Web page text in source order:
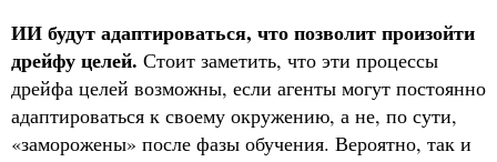
ИИ будут адаптироваться, что позволит произойти
дрейфу целей. Стоит заметить, что эти процессы
дрейфа целей возможны, если агенты могут постоянно
адаптироваться к своему окружению, а не, по сути,
«заморожены» после фазы обучения. Вероятно, так и